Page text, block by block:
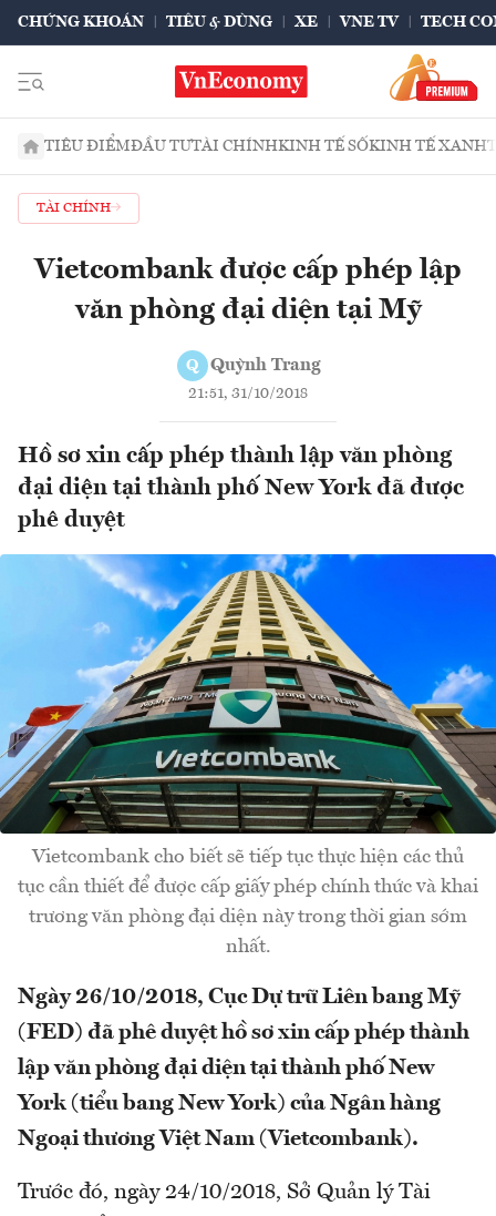
CHỨNG KHOÁN TIÊU & DÙNG XE VNE TV TECH
TIÊU ĐIỂMĐẦU TƯTÀI CHÍNHKINH TẾ SỐKINH TẾ XANH
TÀI CHÍNH
Vietcombank được cấp phép lập
văn phòng đại diện tại Mỹ
Q Quỳnh Trang
21:51, 31/10/2018
Hồ sơ xin cấp phép thành lập văn phòng
đại diện tại thành phố New York đã được
phê duyệt
Vietcombank cho biết sẽ tiếp tục thực hiện các thủ
tục cần thiết để được cấp giấy phép chính thức và khai
trương văn phòng đại diện này trong thời gian sớm
nhất.
Ngày 26/10/2018, Cục Dự trữ Liên bang Mỹ
(FED) đã phê duyệt hồ sơ xin cấp phép thành
lập văn phòng đại diện tại thành phố New
York (tiểu bang New York) của Ngân hàng
Ngoại thương Việt Nam (Vietcombank).
Trước đó, ngày 24/10/2018, Sở Quản lý Tài